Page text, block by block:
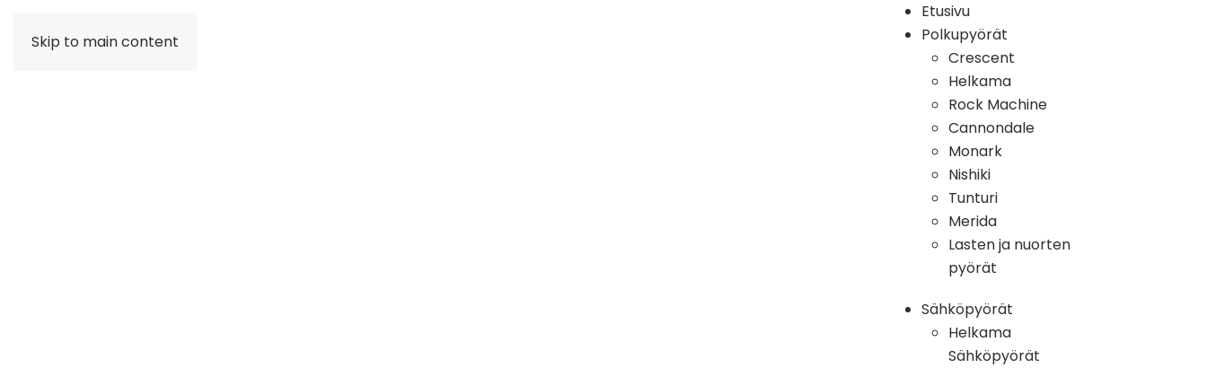
Skip to main content
Etusivu
Polkupyörät
Crescent
Helkama
Rock Machine
Cannondale
Monark
Nishiki
Tunturi
Merida
Lasten ja nuorten
pyörät
Sähköpyörät
Helkama
Sähköpyörät